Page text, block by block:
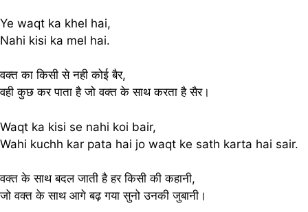
Ye waqt ka khel hai,
Nahi kisi ka mel hai.
वक्त का किसी से नही कोई बैर,
वही कुछ कर पाता है जो वक्त के साथ करता है सैर।
Waqt ka kisi se nahi koi bair,
Wahi kuchh kar pata hai jo waqt ke sath karta hai sair.
वक्त के साथ बदल जाती है हर किसी की कहानी,
जो वक्त के साथ आगे बढ़ गया सुनो उनकी जुबानी।